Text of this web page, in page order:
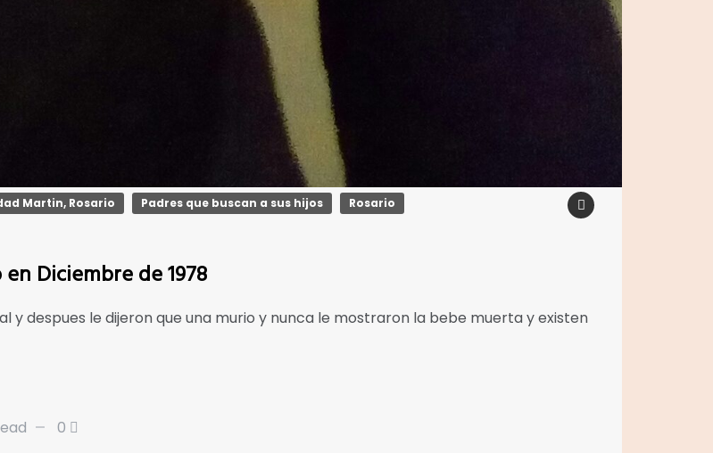
Martin, Rosario Padres que buscan a sus hijos Rosario
Diciembre de 1978
y despues le dijeron que una murio y nunca le mostraron la bebe muerta y existen
0